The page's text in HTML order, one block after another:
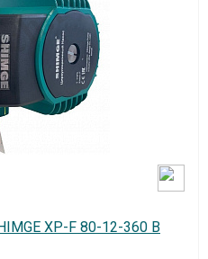
XP-F 80-12-360 B